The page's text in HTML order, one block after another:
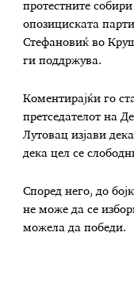
протестните
опозициската
Стефановиќ во
ги поддржува.
Коментирајќи го
претседателот на
Лутовац изјави
дека цел се
Според него, до
не може да се
можела да победи.